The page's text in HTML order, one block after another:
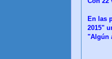
En las
2015"
"Algún